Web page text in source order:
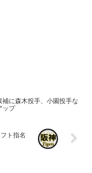
に森木投手、小園投手な
ップ
ト指名